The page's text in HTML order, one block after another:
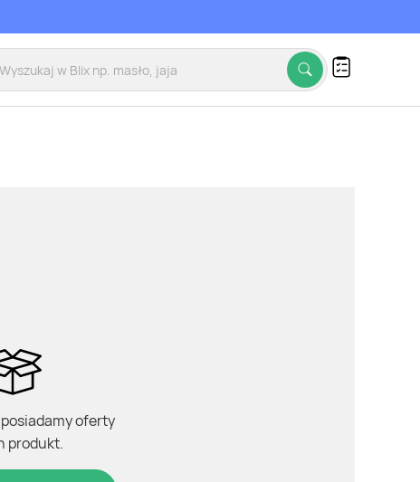
oferty
produkt.